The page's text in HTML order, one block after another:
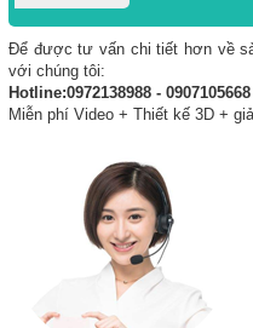
Để được tư vấn chi tiết hơn về
với chúng tôi:
Hotline:0972138988 -
Miễn phí Video + Thiết kế 3D +